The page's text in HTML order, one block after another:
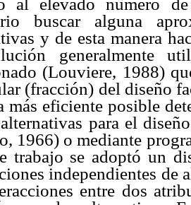
buscar alguna
y de esta manera
generalmente
(Louviere, 1988)
(fracción) del diseño
más eficiente posible
para el
1966) o mediante
trabajo se adoptó un
independientes de
entre dos